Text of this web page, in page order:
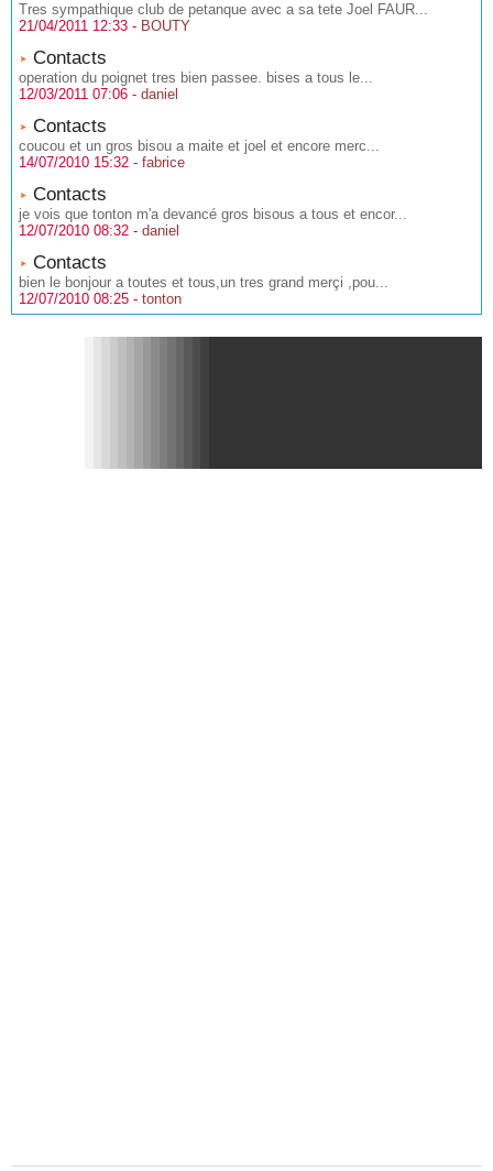
Tres sympathique club de petanque avec a sa tete Joel FAUR...
21/04/2011 12:33 - BOUTY
Contacts
operation du poignet tres bien passee. bises a tous le...
12/03/2011 07:06 - daniel
Contacts
coucou et un gros bisou a maite et joel et encore merc...
14/07/2010 15:32 - fabrice
Contacts
je vois que tonton m'a devancé gros bisous a tous et encor...
12/07/2010 08:32 - daniel
Contacts
bien le bonjour a toutes et tous,un tres grand merçi ,pou...
12/07/2010 08:25 - tonton